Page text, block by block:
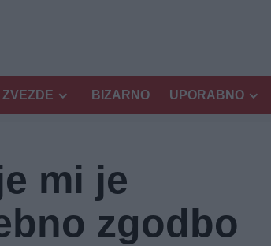
ZVEZDE BIZARNO UPORABNO
mi je
zgodbo